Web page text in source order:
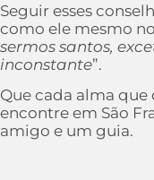
Seguir esses
como ele mesmo
sermos santos,
inconstante”.
Que cada alma que
encontre em São
amigo e um guia.